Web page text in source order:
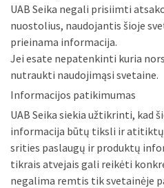
UAB Seika negali prisiimti
nuostolius, naudojantis šioje
prieinama informacija.
Jei esate nepatenkinti kuria
nutraukti naudojimąsi svetaine.
Informacijos patikimumas
UAB Seika siekia užtikrinti, kad
informacija būtų tiksli ir atitiktų
srities paslaugų ir produktų
tikrais atvejais gali reikėti
negalima remtis tik svetainėje